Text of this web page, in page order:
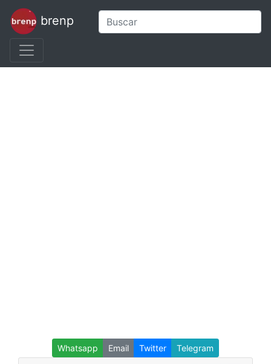
brenp
Whatsapp Email Twitter Telegram